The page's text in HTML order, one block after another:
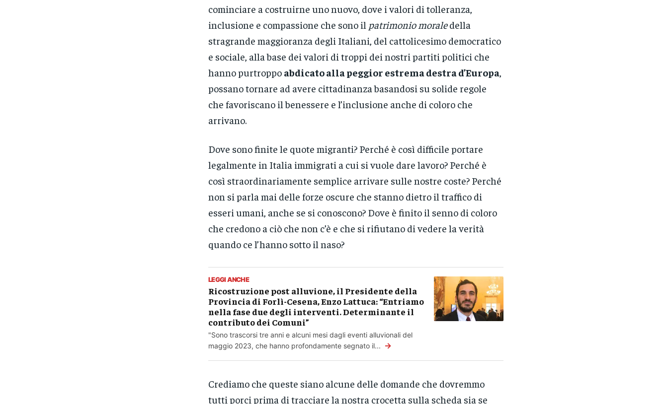
cominciare a costruirne uno nuovo, dove i valori di tolleranza,
inclusione e compassione che sono il patrimonio moraledella
stragrande maggioranza degli Italiani, del cattolicesimo democratico
e sociale, alla base dei valori di troppi dei nostri partiti politici che
hanno purtroppo abdicato alla peggior estrema destra d’Europa,
possano tornare ad avere cittadinanza basandosi su solide regole
che favoriscano il benessere e l’inclusione anche di coloro che
arrivano.
Dove sono finite le quote migranti? Perché è così difficile portare
legalmente in Italia immigrati a cui si vuole dare lavoro? Perché è
così straordinariamente semplice arrivare sulle nostre coste? Perché
non si parla mai delle forze oscure che stanno dietro il traffico di
esseri umani, anche se si conoscono? Dove è finito il senno di coloro
che credono a ciò che non c’è e che si rifiutano di vedere la verità
quando ce l’hanno sotto il naso?
LEGGI ANCHE
Ricostruzione post alluvione, il Presidente della
Provincia di Forlì-Cesena, Enzo Lattuca: “Entriamo
nella fase due degli interventi. Determinante il
contributo dei Comuni”
"Sono trascorsi tre anni e alcuni mesi dagli eventi alluvionali del
maggio 2023, che hanno profondamente segnato il... →
Crediamo che queste siano alcune delle domande che dovremmo
tutti porci prima di tracciare la nostra crocetta sulla scheda sia se